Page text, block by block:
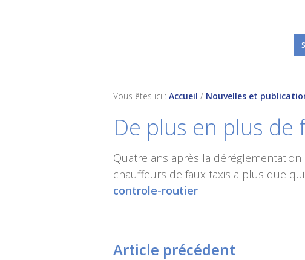
Vous êtes ici : Accueil / Nouvelles et
De plus en plus
Quatre ans après la
chauffeurs de faux taxis a plus que
controle-routier
Article précédent